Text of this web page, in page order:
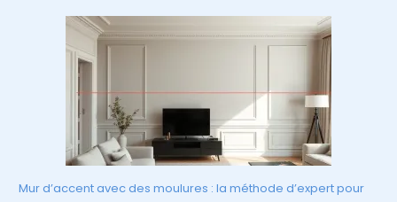
Mur d’accent avec des moulures : la méthode d’expert pour